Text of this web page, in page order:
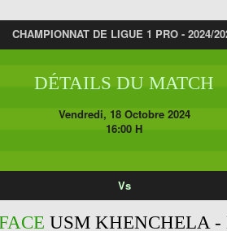
CHAMPIONNAT DE LIGUE 1 PRO - 2024/
DÉTAILS DU MATCH
Vendredi, 18 Octobre 2024
16:00 H
Vs
USM KHENCHELA -